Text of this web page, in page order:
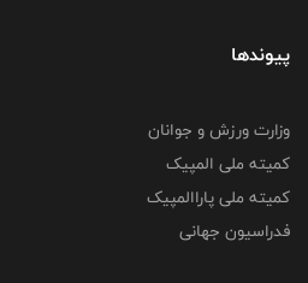
پیوندها
وزارت ورزش و جوانان
کمیته ملی المپیک
کمیته ملی پاراالمپیک
فدراسیون جهانی